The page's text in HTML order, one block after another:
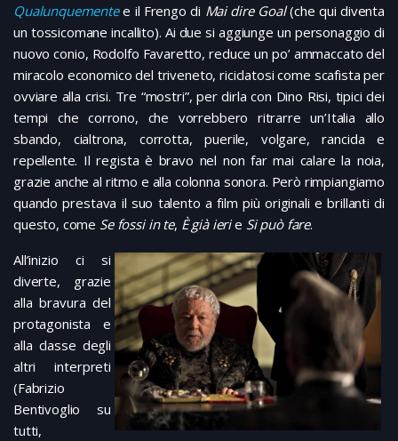
Qualunquementee il Frengo di Mai dire Goal(che qui diventa
un tossicomane incallito). Ai due si aggiunge un personaggio di
nuovo conio, Rodolfo Favaretto, reduce un po’ ammaccato del
miracolo economico del triveneto, riciclatosi come scafista per
ovviare alla crisi. Tre “mostri”, per dirla con Dino Risi, tipici dei
tempi che corrono, che vorrebbero ritrarre un’Italia allo
sbando, cialtrona, corrotta, puerile, volgare, rancida e
repellente. Il regista è bravo nel non far mai calare la noia,
grazie anche al ritmo e alla colonna sonora. Però rimpiangiamo
quando prestava il suo talento a film più originali e brillanti di
questo, come Se fossi in te, È già ierie Si può fare.
All’inizio ci si
diverte, grazie
alla bravura del
protagonista e
alla classe degli
altri interpreti
(Fabrizio
Bentivoglio su
tutti,